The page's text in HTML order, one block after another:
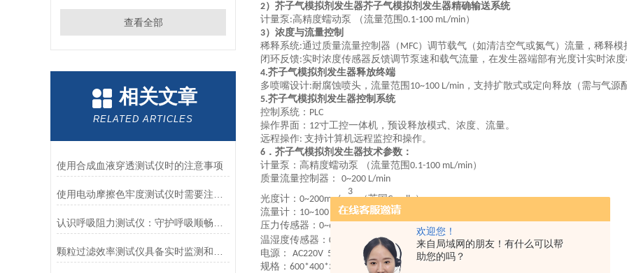
欢迎您！
来自局域网的朋友！有什么可以帮
助您的吗？
查看全部
相关文章
RELATED ARTICLES
使用合成血液穿透测试仪时的注意事项
2） 芥子气模拟剂发生器芥子气模拟剂发生器精确输送系统
计量泵 :高精度蠕动泵 （流量范围 0.1-100 mL/min）
3）浓度与流量控制
稀释系统:通过质量流量控制器（ MFC）调节载气（如清洁空气或氮气）流量，稀释
闭环反馈:实时浓度传感器反馈调节泵速和载气流量，在发生器端部有光度计实时浓
4.芥子气模拟剂发生器释放终端
多喷嘴设计:耐腐蚀喷头，流量范围 10~100 L/min ，支持扩散式或定向释放（需与气源
5.芥子气模拟剂发生器控制系统
控制系统： PLC
操作界面： 12寸工控一体机，预设释放模式、浓度、流量。
远程操作: 支持计算机远程监控和操作。
6 ． 芥子气模拟剂发生器技术参数：
计量泵：高精度蠕动泵 （流量范围 0.1-100 mL/min）
质量流量控制器： 0~200 L/min
光度计： 0~200mg/m
3
（英国Casella）
流量计： 10~100 L/min
压力传感器： 0~600Kpa
温湿度传感器： 0~100 ℃；20~100%RH
电源： AC220V 50HZ
规格： 600*400*350